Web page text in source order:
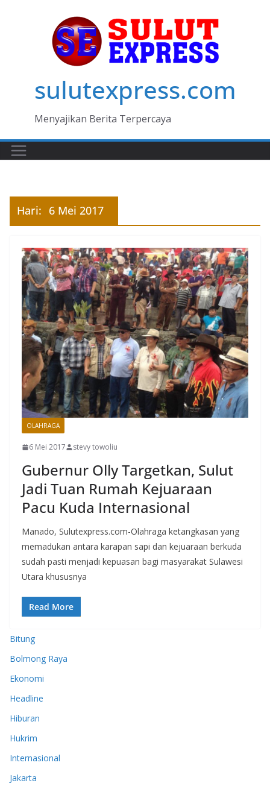
sulutexpress.com
Menyajikan Berita Terpercaya
Hari: 6 Mei 2017
OLAHRAGA
6 Mei 2017 stevy towoliu
Gubernur Olly Targetkan, Sulut
Jadi Tuan Rumah Kejuaraan
Pacu Kuda Internasional
Manado, Sulutexpress.com-Olahraga ketangkasan yang
memadukan antara karapan sapi dan kejuaraan berkuda
sudah pasti menjadi kepuasan bagi masyarakat Sulawesi
Utara khususnya
Read More
Bitung
Bolmong Raya
Ekonomi
Headline
Hiburan
Hukrim
Internasional
Jakarta